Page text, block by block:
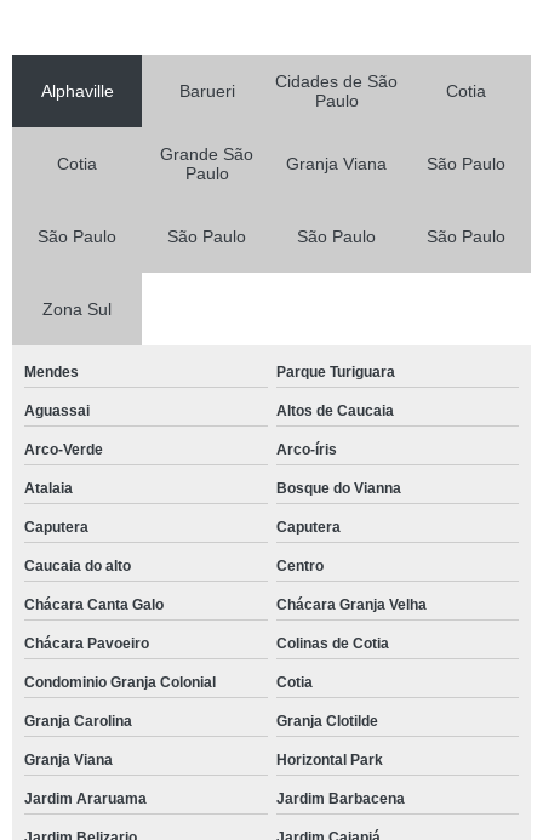
Alphaville Barueri
Cidades de São
Paulo
Cotia
Cotia
Grande São
Paulo
Granja Viana São Paulo
São Paulo São Paulo São Paulo São Paulo
Zona Sul
Mendes Parque Turiguara
Aguassai Altos de Caucaia
Arco-Verde Arco-íris
Atalaia Bosque do Vianna
Caputera Caputera
Caucaia do alto Centro
Chácara Canta Galo Chácara Granja Velha
Chácara Pavoeiro Colinas de Cotia
Condominio Granja Colonial Cotia
Granja Carolina Granja Clotilde
Granja Viana Horizontal Park
Jardim Araruama Jardim Barbacena